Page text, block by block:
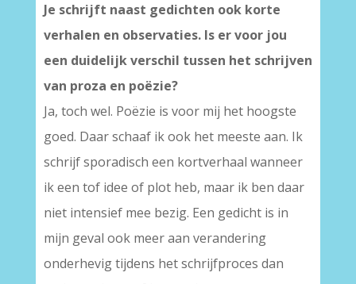
Je schrijft naast gedichten ook korte
verhalen en observaties. Is er voor jou
een duidelijk verschil tussen het schrijven
van proza en poëzie?
Ja, toch wel. Poëzie is voor mij het hoogste
goed. Daar schaaf ik ook het meeste aan. Ik
schrijf sporadisch een kortverhaal wanneer
ik een tof idee of plot heb, maar ik ben daar
niet intensief mee bezig. Een gedicht is in
mijn geval ook meer aan verandering
onderhevig tijdens het schrijfproces dan